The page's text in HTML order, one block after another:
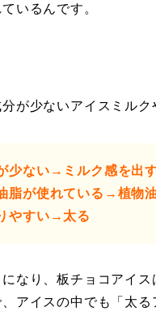
いるんです。
が少ないアイスミルク
少ない→ミルク感を出
脂が使れている→植物
やすい→太る
なり、板チョコアイス
アイスの中でも「太る